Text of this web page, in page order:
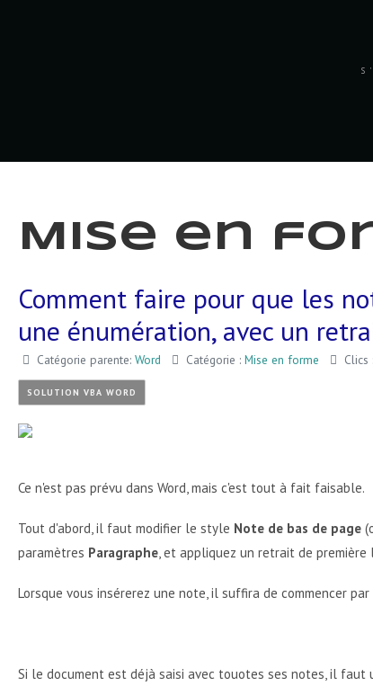
Mise en
Comment faire pour que les
une énumération, avec un
Catégorie parente: Word Catégorie : Mise en forme Clics
SOLUTION VBA WORD
Ce n'est pas prévu dans Word, mais c'est tout à fait faisable.
Tout d'abord, il faut modifier le style Note de bas de page
paramètres Paragraphe , et appliquez un retrait de
Lorsque vous insérerez une note, il suffira de commencer
Si le document est déjà saisi avec touotes ses notes, il faut